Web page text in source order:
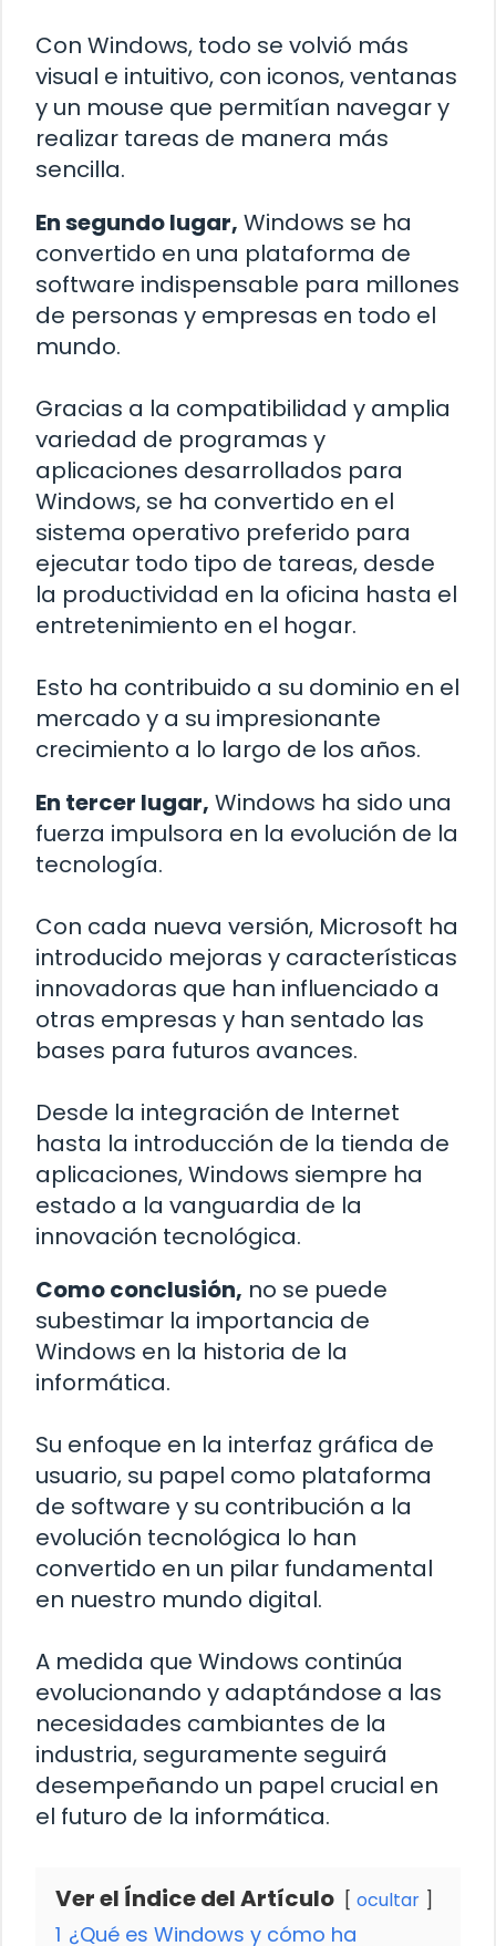
Con Windows, todo se volvió más
visual e intuitivo, con iconos, ventanas
y un mouse que permitían navegar y
realizar tareas de manera más
sencilla.
En segundo lugar, Windows se ha
convertido en una plataforma de
software indispensable para millones
de personas y empresas en todo el
mundo.
Gracias a la compatibilidad y amplia
variedad de programas y
aplicaciones desarrollados para
Windows, se ha convertido en el
sistema operativo preferido para
ejecutar todo tipo de tareas, desde
la productividad en la oficina hasta el
entretenimiento en el hogar.
Esto ha contribuido a su dominio en el
mercado y a su impresionante
crecimiento a lo largo de los años.
En tercer lugar, Windows ha sido una
fuerza impulsora en la evolución de la
tecnología.
Con cada nueva versión, Microsoft ha
introducido mejoras y características
innovadoras que han influenciado a
otras empresas y han sentado las
bases para futuros avances.
Desde la integración de Internet
hasta la introducción de la tienda de
aplicaciones, Windows siempre ha
estado a la vanguardia de la
innovación tecnológica.
Como conclusión, no se puede
subestimar la importancia de
Windows en la historia de la
informática.
Su enfoque en la interfaz gráfica de
usuario, su papel como plataforma
de software y su contribución a la
evolución tecnológica lo han
convertido en un pilar fundamental
en nuestro mundo digital.
A medida que Windows continúa
evolucionando y adaptándose a las
necesidades cambiantes de la
industria, seguramente seguirá
desempeñando un papel crucial en
el futuro de la informática.
Ver el Índice del Artículo ocultar
1 ¿Qué es Windows y cómo ha